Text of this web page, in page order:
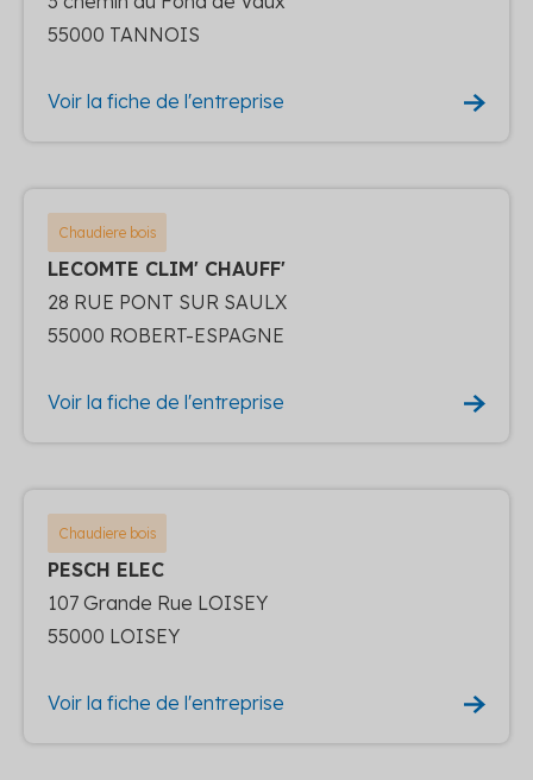
55000 TANNOIS
Voir la fiche de l'entreprise
Chaudiere bois
LECOMTE CLIM' CHAUFF'
28 RUE PONT SUR SAULX
55000 ROBERT-ESPAGNE
Voir la fiche de l'entreprise
Chaudiere bois
PESCH ELEC
107 Grande Rue LOISEY
55000 LOISEY
Voir la fiche de l'entreprise